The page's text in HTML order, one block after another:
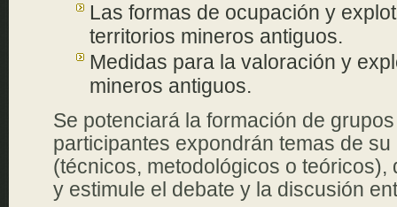
Las formas de ocupación y
territorios mineros antiguos.
Medidas para la valoración y
mineros antiguos.
Se potenciará la formación de
participantes expondrán temas de
(técnicos, metodológicos o teóricos),
y estimule el debate y la discusión